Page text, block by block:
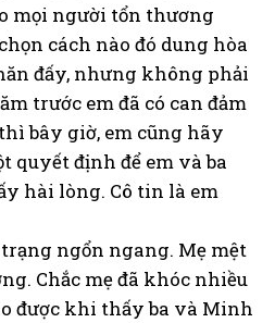
mọi người tổn thương
cách nào đó dung hòa
đấy, nhưng không phải
trước em đã có can đảm
bây giờ, em cũng hãy
quyết định để em và ba
hài lòng. Cô tin là em
ngổn ngang. Mẹ mệt
Chắc mẹ đã khóc nhiều
được khi thấy ba và Minh